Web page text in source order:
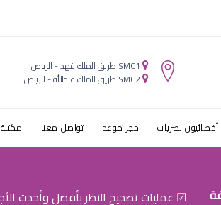
SMC1 طريق الملك فهد - الرياض
SMC2 طريق الملك عبدالله - الرياض
أخصائيون بصريات حجز موعد تواصل معنا
☑ عمليات تصحيح النظر بأفضل وأحدث